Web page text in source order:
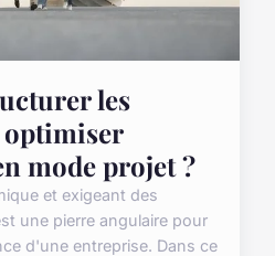
les
mode projet ?
et exigeant des
une pierre angulaire pour
d'une entreprise. Dans ce